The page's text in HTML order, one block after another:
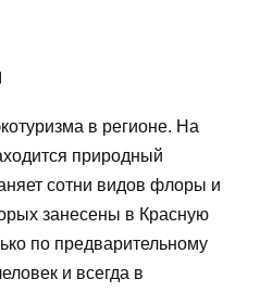
в регионе. На
природный
сотни видов флоры и
занесены в Красную
по предварительному
и всегда в